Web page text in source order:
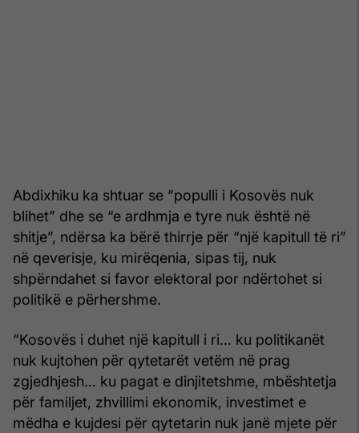
Abdixhiku ka shtuar se “populli i Kosovës nuk
blihet” dhe se “e ardhmja e tyre nuk është në
shitje”, ndërsa ka bërë thirrje për “një kapitull të ri”
në qeverisje, ku mirëqenia, sipas tij, nuk
shpërndahet si favor elektoral por ndërtohet si
politikë e përhershme.
“Kosovës i duhet një kapitull i ri… ku politikanët
nuk kujtohen për qytetarët vetëm në prag
zgjedhjesh… ku pagat e dinjitetshme, mbështetja
për familjet, zhvillimi ekonomik, investimet e
mëdha e kujdesi për qytetarin nuk janë mjete për